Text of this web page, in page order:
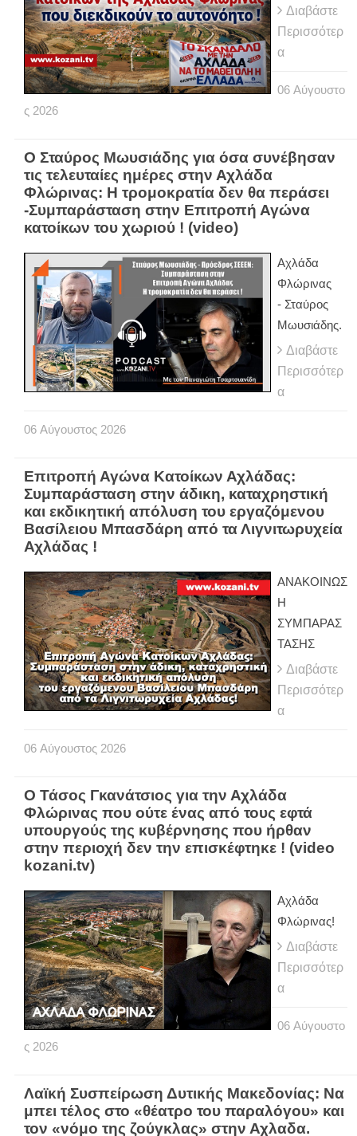
Διαβάστε
Περισσότερ
α
06 Αύγουστο
ς 2026
Ο Σταύρος Μωυσιάδης για όσα συνέβησαν
τις τελευταίες ημέρες στην Αχλάδα
Φλώρινας: Η τρομοκρατία δεν θα περάσει
-Συμπαράσταση στην Επιτροπή Αγώνα
κατοίκων του χωριού ! (video)
Αχλάδα
Φλώρινας
- Σταύρος
Μωυσιάδης.
Διαβάστε
Περισσότερ
α
06 Αύγουστος 2026
Επιτροπή Αγώνα Κατοίκων Αχλάδας:
Συμπαράσταση στην άδικη, καταχρηστική
και εκδικητική απόλυση του εργαζόμενου
Βασίλειου Μπασδάρη από τα Λιγνιτωρυχεία
Αχλάδας !
ΑΝΑΚΟΙΝΩΣ
Η
ΣΥΜΠΑΡΑΣ
ΤΑΣΗΣ
Διαβάστε
Περισσότερ
α
06 Αύγουστος 2026
Ο Τάσος Γκανάτσιος για την Αχλάδα
Φλώρινας που ούτε ένας από τους εφτά
υπουργούς της κυβέρνησης που ήρθαν
στην περιοχή δεν την επισκέφτηκε ! (video
kozani.tv)
Αχλάδα
Φλώρινας!
Διαβάστε
Περισσότερ
α
06 Αύγουστο
ς 2026
Λαϊκή Συσπείρωση Δυτικής Μακεδονίας: Να
μπει τέλος στο «θέατρο του παραλόγου» και
τον «νόμο της ζούγκλας» στην Αχλαδα.